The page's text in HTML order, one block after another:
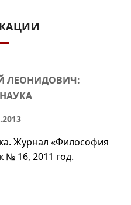
ЛЕОНИДОВИЧ:
Журнал «Философия
№ 16, 2011 год.